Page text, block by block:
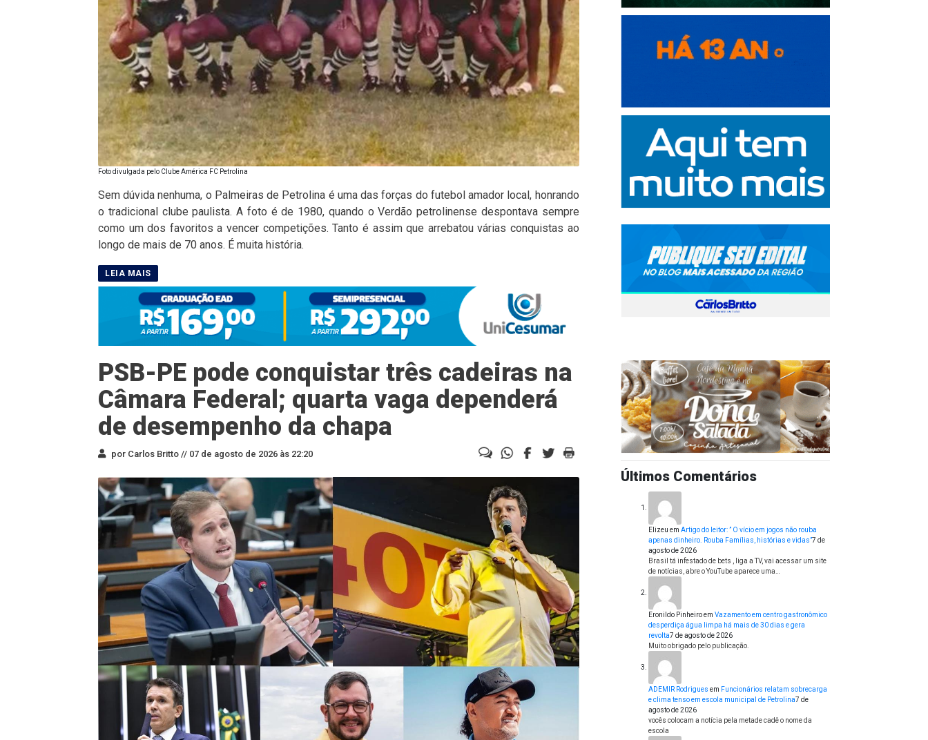
Foto divulgada pelo Clube América FC Petrolina
Sem dúvida nenhuma, o Palmeiras de Petrolina é uma das forças do futebol amador local, honrando
o tradicional clube paulista. A foto é de 1980, quando o Verdão petrolinense despontava sempre
como um dos favoritos a vencer competições. Tanto é assim que arrebatou várias conquistas ao
longo de mais de 70 anos. É muita história.
PSB-PE pode conquistar três cadeiras na
Câmara Federal; quarta vaga dependerá
de desempenho da chapa
por Carlos Britto // 07 de agosto de 2026 às 22:20
Últimos Comentários
Elizeu em Artigo do leitor: ” O vício em jogos não rouba
apenas dinheiro. Rouba Famílias, histórias e vidas”7 de
agosto de 2026
Brasil tá infestado de bets , liga a TV, vai acessar um site
de notícias, abre o YouTube aparece uma…
Eronildo Pinheiroem Vazamento em centro gastronômico
desperdiça água limpa há mais de 30 dias e gera
revolta7 de agosto de 2026
Muito obrigado pelo publicação.
ADEMIR Rodrigues em Funcionários relatam sobrecarga
e clima tenso em escola municipal de Petrolina7 de
agosto de 2026
vocês colocam a notícia pela metade cadê o nome da
escola